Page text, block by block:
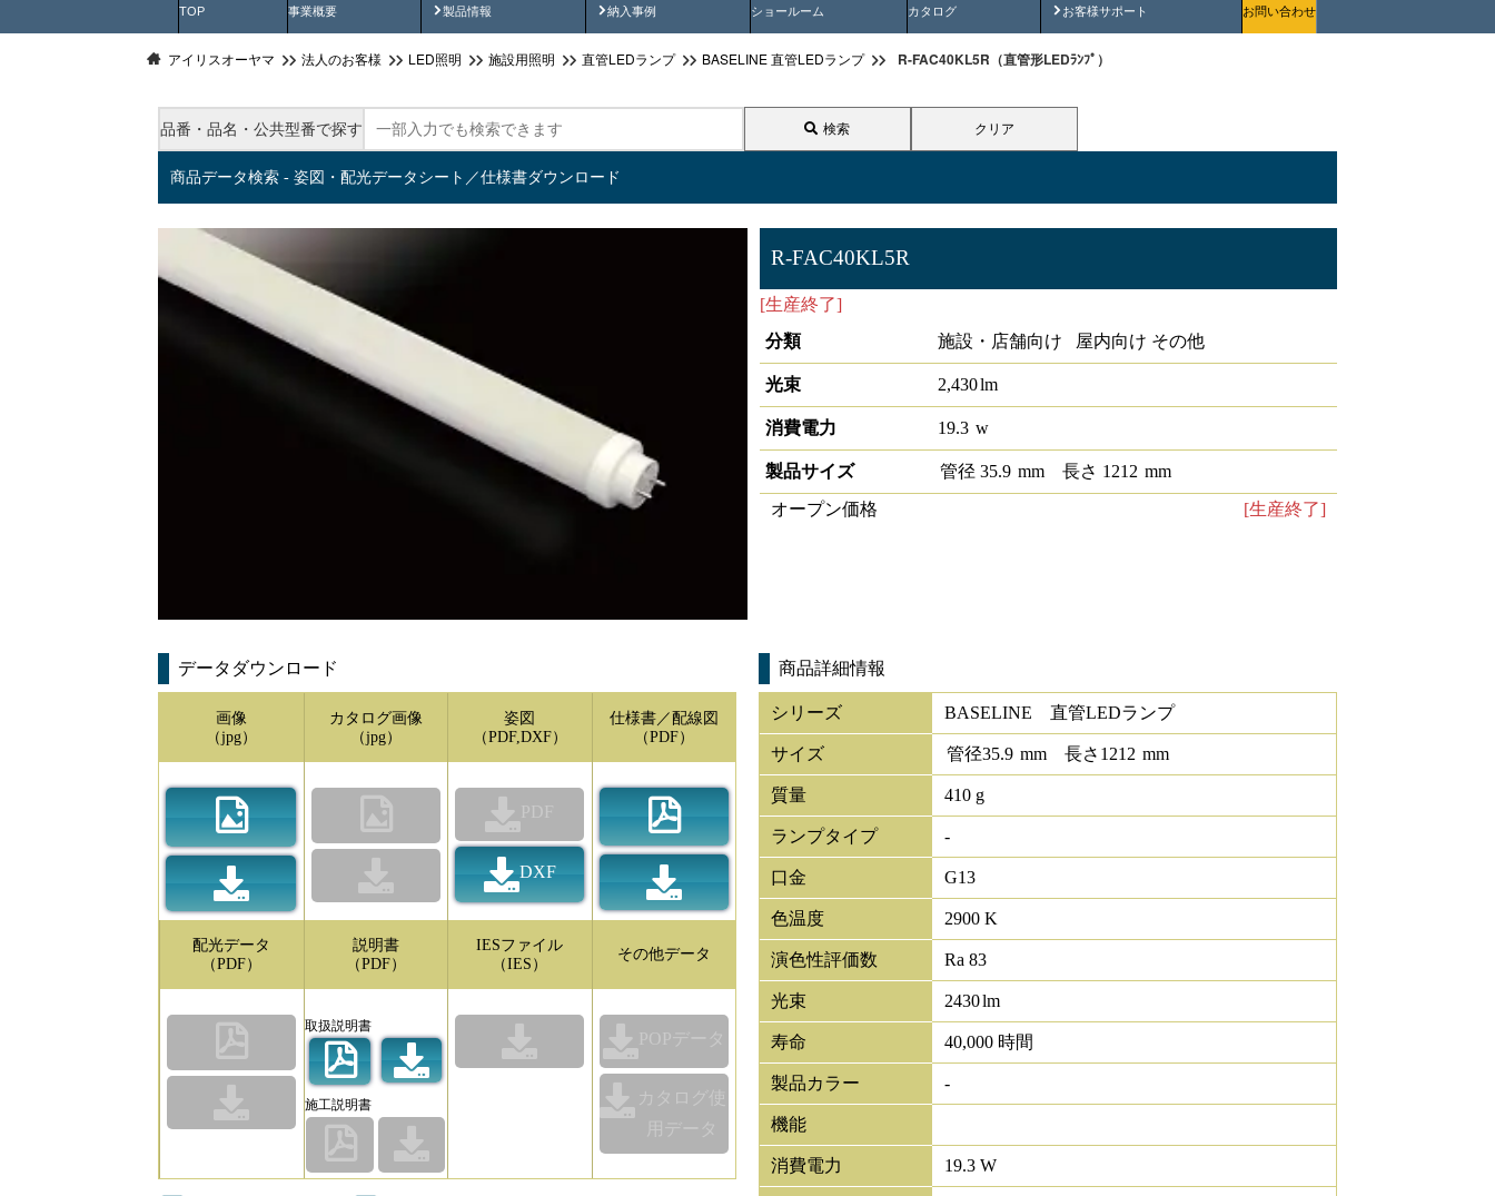
TOP 事業概要 製品情報
製品動画 納入事例
納入事例動画 ショールーム カタログ お客様サポート
安全にご使用いただくためにお問い合わせ
アイリスオーヤマ 法人のお客様 LED照明 施設用照明 直管LEDランプ BASELINE 直管LEDランプ R-FAC40KL5R（直管形LEDﾗﾝﾌﾟ）
品番・品名・公共型番で探す 検索 クリア
商品データ検索 - 姿図・配光データシート／仕様書ダウンロード
R-FAC40KL5R
[生産終了]
分類
施設・店舗向け 屋内向け その他
光束 2,430lm
消費電力 19.3 w
製品サイズ 管径35.9 mm 長さ 1212 mm
オープン価格
[生産終了]
データダウンロード
画像
（jpg）
カタログ画像
（jpg）
姿図
（PDF,DXF）
PDF
DXF
仕様書／配線図
（PDF）
配光データ
（PDF）
説明書
（PDF）
取扱説明書
施工説明書
IESファイル
（IES）
その他データ
POPデータ
カタログ使
用データ
商品詳細情報
シリーズ BASELINE 直管LEDランプ
サイズ 管径35.9 mm 長さ 1212 mm
質量 410 g
ランプタイプ -
口金 G13
色温度 2900 K
演色性評価数 Ra 83
光束 2430lm
寿命 40,000 時間
製品カラー -
機能
消費電力 19.3 W